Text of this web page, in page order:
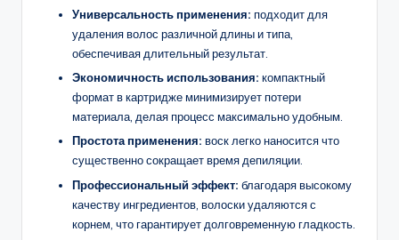
Универсальность применения: подходит для
удаления волос различной длины и типа,
обеспечивая длительный результат.
Экономичность использования: компактный
формат в картридже минимизирует потери
материала, делая процесс максимально удобным.
Простота применения: воск легко наносится что
существенно сокращает время депиляции.
Профессиональный эффект: благодаря высокому
качеству ингредиентов, волоски удаляются с
корнем, что гарантирует долговременную гладкость.